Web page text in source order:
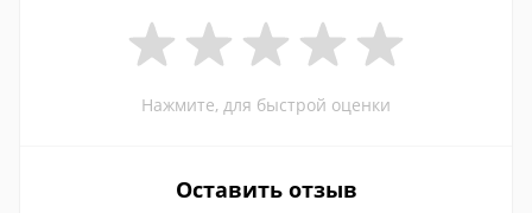
Нажмите, для быстрой оценки
Оставить отзыв